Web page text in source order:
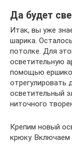
Да будет
Итак, вы уже
шарика.
потолке. Для
осветительную
помощью
отрегулировать
осветительный
ниточного
Крепим новый
крюку. Включаем